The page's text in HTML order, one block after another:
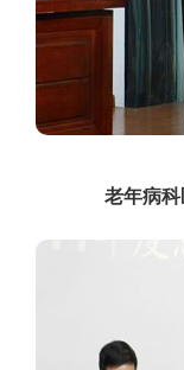
老年病